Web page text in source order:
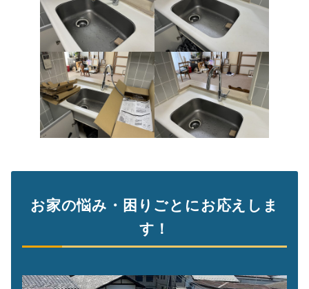
お家の悩み・困りごとにお応えしま
す！